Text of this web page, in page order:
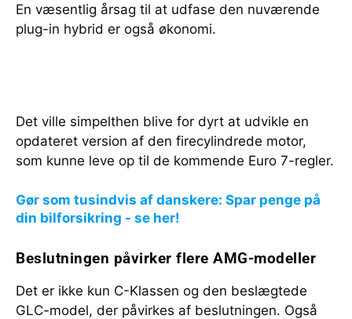
En væsentlig årsag til at udfase den nuværende
plug-in hybrid er også økonomi.
Det ville simpelthen blive for dyrt at udvikle en
opdateret version af den firecylindrede motor,
som kunne leve op til de kommende Euro 7-regler.
Gør som tusindvis af danskere: Spar penge på
din bilforsikring - se her!
Beslutningen påvirker flere AMG-modeller
Det er ikke kun C-Klassen og den beslægtede
GLC-model, der påvirkes af beslutningen. Også